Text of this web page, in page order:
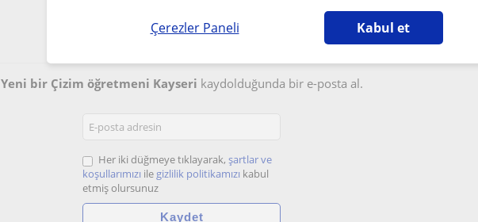
Çerezler Paneli Kabul et
Ücretsiz e-posta bildirimleri
Yeni bir Çizim öğretmeni Kayseri kaydolduğunda bir e-posta al.
Her iki düğmeye tıklayarak, şartlar ve
koşullarımızı ile gizlilik politikamızı kabul
etmiş olursunuz